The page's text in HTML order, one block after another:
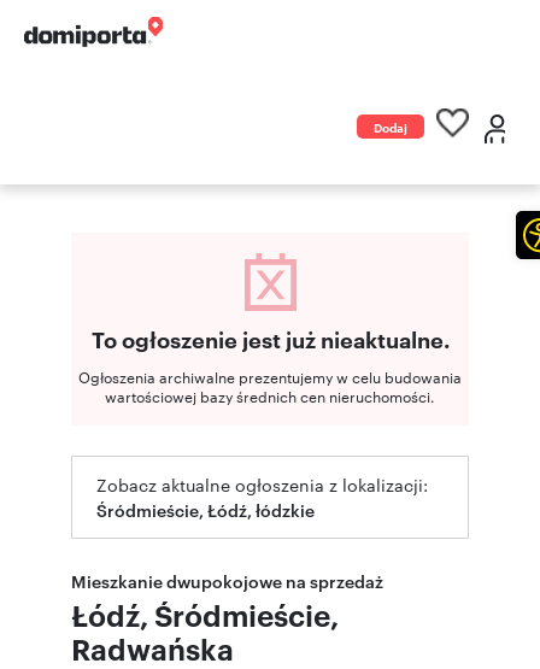
Dodaj
To ogłoszenie jest już nieaktualne.
Ogłoszenia archiwalne prezentujemy w celu budowania
wartościowej bazy średnich cen nieruchomości.
Zobacz aktualne ogłoszenia z lokalizacji:
Śródmieście, Łódź, łódzkie
Mieszkanie dwupokojowe na sprzedaż
Łódź, Śródmieście,
Radwańska